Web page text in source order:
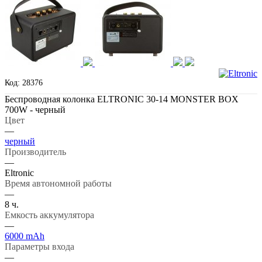
Код: 28376
Беспроводная колонка ELTRONIC 30-14 MONSTER BOX
700W - черный
Цвет
—
черный
Производитель
—
Eltronic
Время автономной работы
—
8 ч.
Емкость аккумулятора
—
6000 mAh
Параметры входа
—